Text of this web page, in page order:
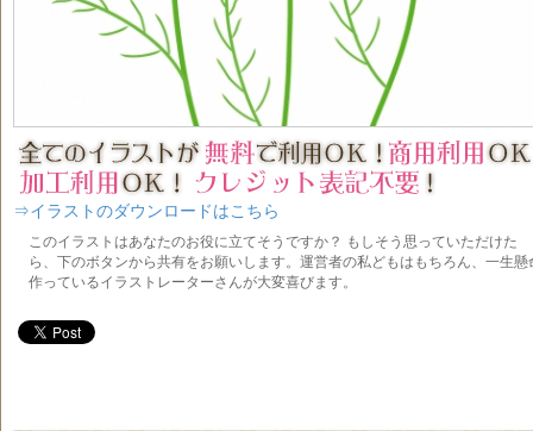
⇒イラストのダウンロードはこちら